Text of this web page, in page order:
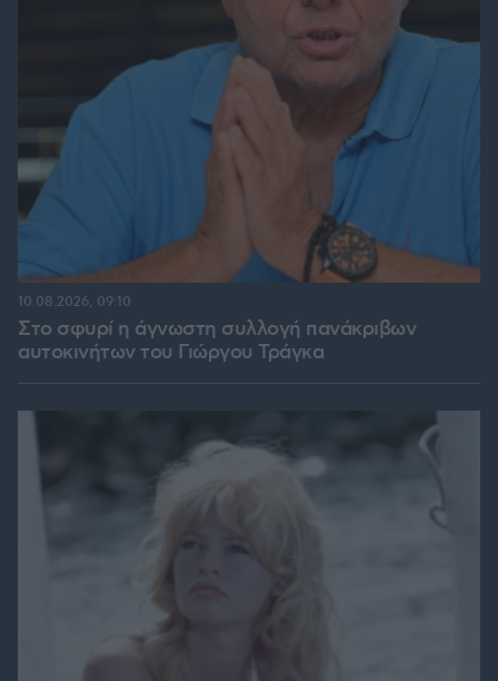
Στο σφυρί η άγνωστη συλλογή πανάκριβων
αυτοκινήτων του Γιώργου Τράγκα
10.08.2026, 09:10